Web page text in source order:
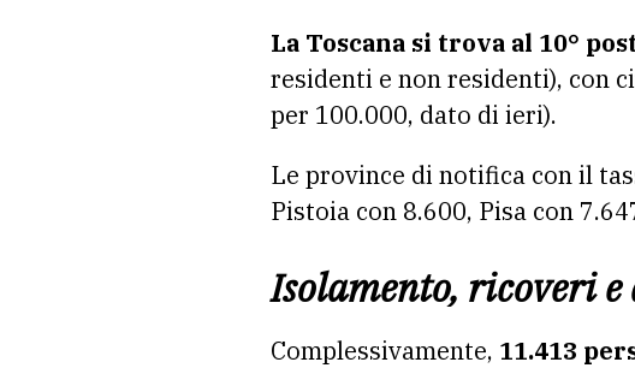
La Toscana si trova al 10°
residenti e non residenti), con
per 100.000, dato di ieri).
Le province di notifica con il
Pistoia con 8.600, Pisa con
Isolamento, ricoveri e
Complessivamente, 11.413